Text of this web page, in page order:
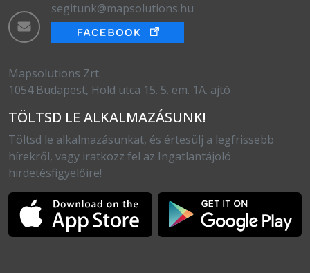
segitunk@mapsolutions.hu
Mapsolutions Zrt.
1054 Budapest, Hold utca 15. 5. em. 1A. ajtó
TÖLTSD LE ALKALMAZÁSUNK!
Töltsd le alkalmazásunkat, és értesülj a legfrissebb
hírekről, vagy iratkozz fel az Ingatlantájoló
hirdetésfigyelőire!